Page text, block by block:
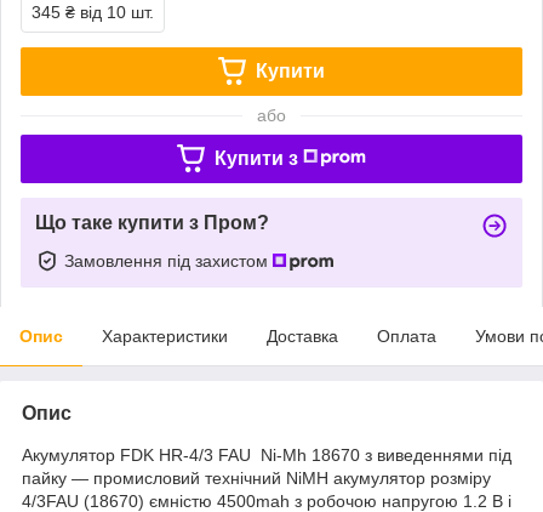
345 ₴ від 10 шт.
Купити
або
Купити з
Що таке купити з Пром?
Замовлення під захистом
Опис Характеристики Доставка Оплата Умови
Опис
Акумулятор FDK HR-4/3 FAU Ni-Mh 18670 з виведеннями під
пайку — промисловий технічний NiMH акумулятор розміру
4/3FAU (18670) ємністю 4500mah з робочою напругою 1.2 В і